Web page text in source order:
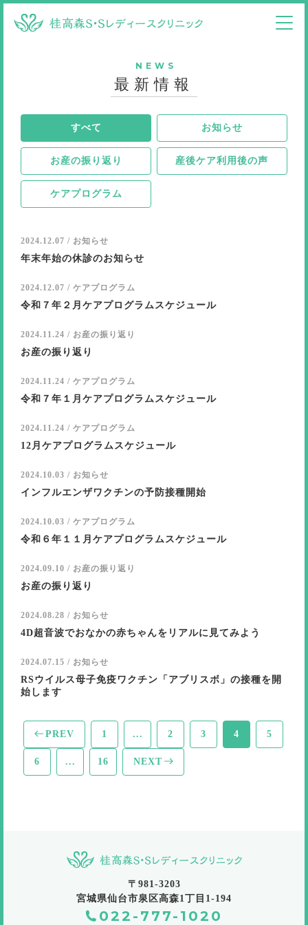
NEWS
最新情報
すべて お知らせ
お産の振り返り 産後ケア利用後の声
ケアプログラム
2024.12.07 / お知らせ
年末年始の休診のお知らせ
2024.12.07 / ケアプログラム
令和７年２月ケアプログラムスケジュール
2024.11.24 / お産の振り返り
お産の振り返り
2024.11.24 / ケアプログラム
令和７年１月ケアプログラムスケジュール
2024.11.24 / ケアプログラム
12月ケアプログラムスケジュール
2024.10.03 / お知らせ
インフルエンザワクチンの予防接種開始
2024.10.03 / ケアプログラム
令和６年１１月ケアプログラムスケジュール
2024.09.10 / お産の振り返り
お産の振り返り
2024.08.28 / お知らせ
4D超音波でおなかの赤ちゃんをリアルに見てみよう
2024.07.15 / お知らせ
RSウイルス母子免疫ワクチン「アブリスボ」の接種を開
始します
PREV 1 ... 2 3 4 5
6 ... 16 NEXT
〒981-3203
宮城県仙台市泉区高森1丁目1-194
022-777-1020